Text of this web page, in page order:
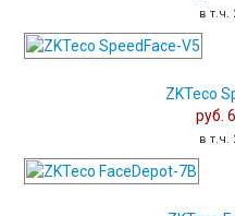
в т.ч.
ZKTeco
руб.
в т.ч.